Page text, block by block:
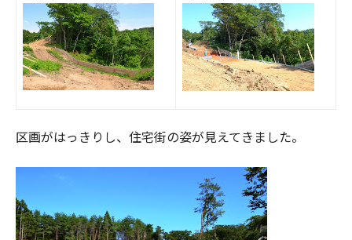
区画がはっきりし、住宅街の姿が見えてきました。